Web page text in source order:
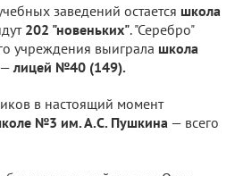
заведений остается школа
202 "новеньких". "Серебро"
учреждения выиграла школа
лицей №40 (149).
в настоящий момент
№3 им. А.С. Пушкина — всего